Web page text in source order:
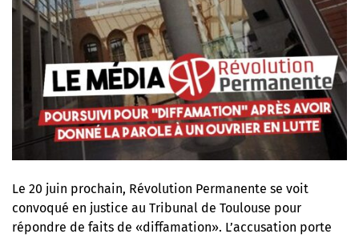
Le 20 juin prochain, Révolution Permanente se voit
convoqué en justice au Tribunal de Toulouse pour
répondre de faits de «diffamation». L’accusation porte